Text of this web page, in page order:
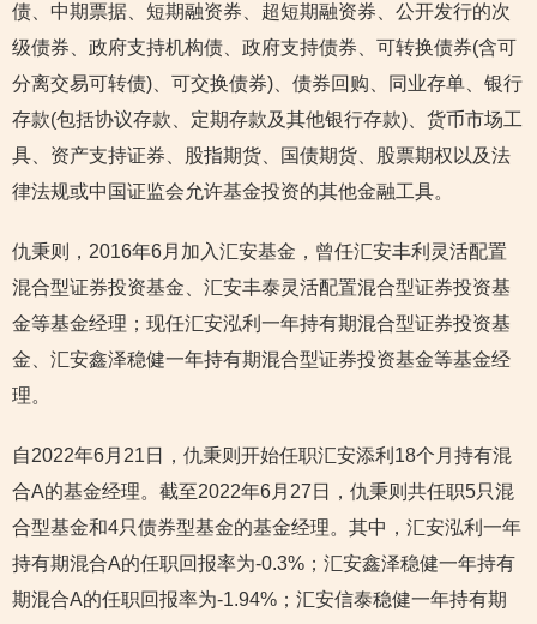
债、中期票据、短期融资券、超短期融资券、公开发行的次
级债券、政府支持机构债、政府支持债券、可转换债券(含可
分离交易可转债)、可交换债券)、债券回购、同业存单、银行
存款(包括协议存款、定期存款及其他银行存款)、货币市场工
具、资产支持证券、股指期货、国债期货、股票期权以及法
律法规或中国证监会允许基金投资的其他金融工具。
仇秉则，2016年6月加入汇安基金，曾任汇安丰利灵活配置
混合型证券投资基金、汇安丰泰灵活配置混合型证券投资基
金等基金经理；现任汇安泓利一年持有期混合型证券投资基
金、汇安鑫泽稳健一年持有期混合型证券投资基金等基金经
理。
自2022年6月21日，仇秉则开始任职汇安添利18个月持有混
合A的基金经理。截至2022年6月27日，仇秉则共任职5只混
合型基金和4只债券型基金的基金经理。其中，汇安泓利一年
持有期混合A的任职回报率为-0.3%；汇安鑫泽稳健一年持有
期混合A的任职回报率为-1.94%；汇安信泰稳健一年持有期